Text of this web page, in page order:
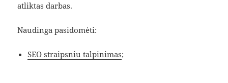
atliktas darbas.
Naudinga pasidomėti:
SEO straipsniu talpinimas;